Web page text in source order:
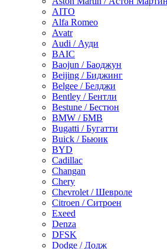
AITO
Alfa Romeo
Avatr
Audi / Ауди
BAIC
Baojun / Баоджун
Beijing / Биджинг
Belgee / Белджи
Bentley / Бентли
Bestune / Бестюн
BMW / БМВ
Bugatti / Бугатти
Buick / Бьюик
BYD
Cadillac
Changan
Chery
Chevrolet / Шевроле
Citroen / Ситроен
Exeed
Denza
DFSK
Dodge / Додж